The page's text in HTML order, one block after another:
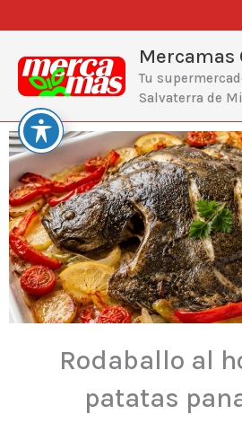
al
contenido
Mercamas
Tu
Salvaterra de
Rodaballo al
patatas